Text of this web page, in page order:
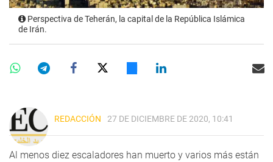
Perspectiva de Teherán, la capital de la República Islámica
de Irán.
REDACCIÓN 27 DE DICIEMBRE DE 2020, 10:41
Al menos diez escaladores han muerto y varios más están